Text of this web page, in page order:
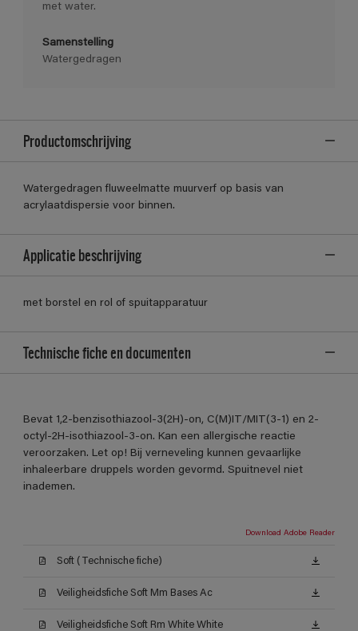
met water.
Samenstelling
Watergedragen
Productomschrijving
Watergedragen fluweelmatte muurverf op basis van
acrylaatdispersie voor binnen.
Applicatie beschrijving
met borstel en rol of spuitapparatuur
Technische fiche en documenten
Bevat 1,2-benzisothiazool-3(2H)-on, C(M)IT/MIT(3-1) en 2-
octyl-2H-isothiazool-3-on. Kan een allergische reactie
veroorzaken. Let op! Bij verneveling kunnen gevaarlijke
inhaleerbare druppels worden gevormd. Spuitnevel niet
inademen.
Download Adobe Reader
Soft (Technische fiche)
Veiligheidsfiche Soft Mm Bases Ac
Veiligheidsfiche Soft Rm White White